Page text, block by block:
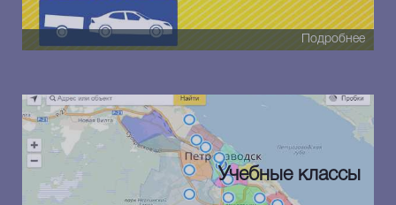
Подробнее
Учебные классы